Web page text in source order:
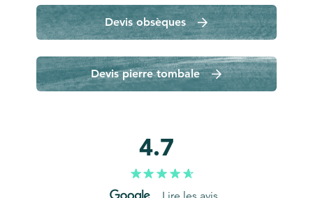
Devis obsèques
Devis pierre tombale
4.7